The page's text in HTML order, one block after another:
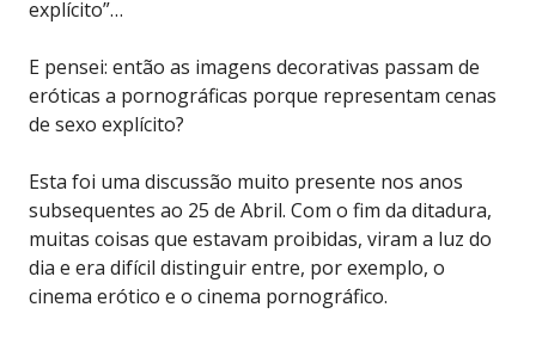
explícito”…
E pensei: então as imagens decorativas passam de
eróticas a pornográficas porque representam cenas
de sexo explícito?
Esta foi uma discussão muito presente nos anos
subsequentes ao 25 de Abril. Com o fim da ditadura,
muitas coisas que estavam proibidas, viram a luz do
dia e era difícil distinguir entre, por exemplo, o
cinema erótico e o cinema pornográfico.